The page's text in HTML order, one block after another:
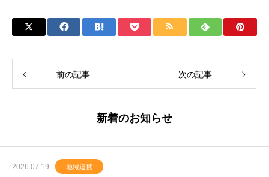
前の記事 次の記事
新着のお知らせ
2026.07.19 地域連携